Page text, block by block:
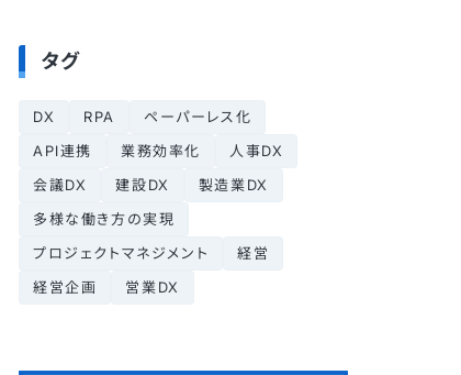
タグ
DX RPA
ペーパーレス化
API連携
業務効率化
人事DX
会議DX
建設DX
製造業DX
多様な働き方の実現
プロジェクトマネジメント
経営
経営企画
営業DX